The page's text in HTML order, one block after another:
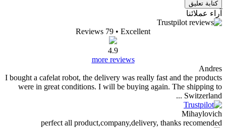
Reviews 79
I bought a cafelat robot, the delivery was really fast
were in great conditions. I will be buying again.
perfect all product,company,delivery,